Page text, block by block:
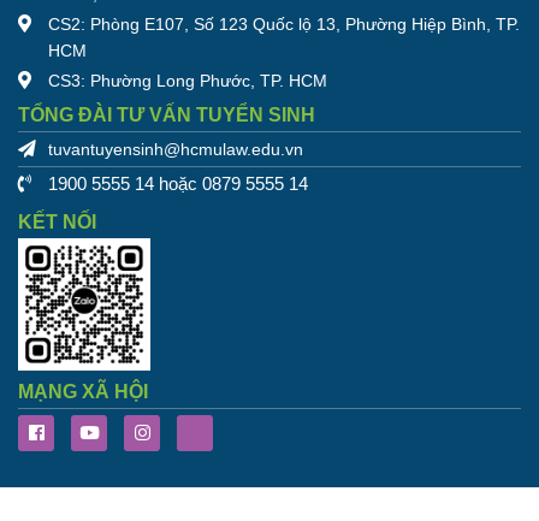
CS2: Phòng E107, Số 123 Quốc lộ 13, Phường Hiệp Bình, TP.
HCM
CS3: Phường Long Phước, TP. HCM
TỔNG ĐÀI TƯ VẤN TUYỂN SINH
tuvantuyensinh@hcmulaw.edu.vn
1900 5555 14 hoặc 0879 5555 14
KẾT NỐI
MẠNG XÃ HỘI